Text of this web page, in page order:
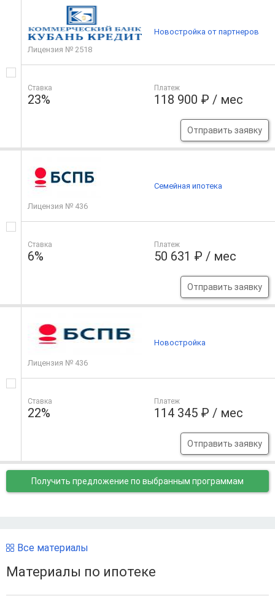
Лицензия № 2518
Ставка
23%
Платеж
118 900 ₽ / мес
Отправить заявку
Новостройка от партнеров
Лицензия № 436
Ставка
6%
Платеж
50 631 ₽ / мес
Отправить заявку
Семейная ипотека
Лицензия № 436
Ставка
22%
Платеж
114 345 ₽ / мес
Отправить заявку
Новостройка
Получить предложение по выбранным программам
Все материалы
Материалы по ипотеке